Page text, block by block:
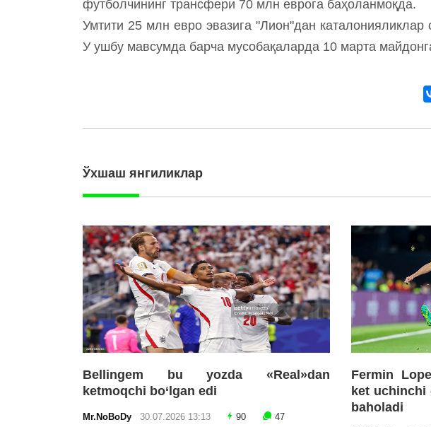
футболчининг трансфери 70 млн еврога баҳоланмоқда.
Умтити 25 млн евро эвазига "Лион"дан каталонияликлар
У ушбу мавсумда барча мусобақаларда 10 марта
Ўхшаш янгиликлар
Bellingem bu yozda «Real»dan
ketmoqchi bo‘lgan edi
Mr.NoBoDy 30.07.2026 13:13 90 47
Fermin
ket uchinchi
baholadi